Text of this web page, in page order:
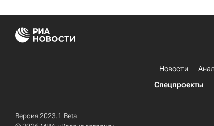
Новости
Спецпроекты
Версия 2023.1 Beta